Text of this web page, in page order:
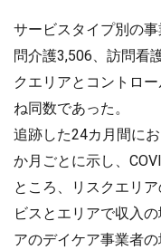
サービスタイプ別の
問介護3,506、訪問看
クエリアとコントロ
ね同数であった。
追跡した24カ月間に
か月ごとに示し、
ところ、リスクエリ
ビスとエリアで収入
アのデイケア事業者